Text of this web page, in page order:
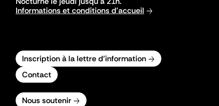
Informations et conditions d'accueil
Inscription à la lettre d'information
Contact
Nous soutenir